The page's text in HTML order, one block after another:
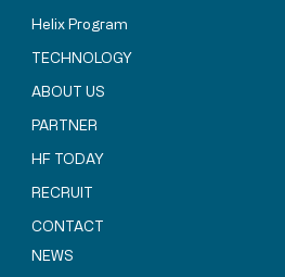
Helical Fusion「
を開催しました
Helix Program
TECHNOLOGY
ABOUT US
PARTNER
HF TODAY
RECRUIT
CONTACT
NEWS